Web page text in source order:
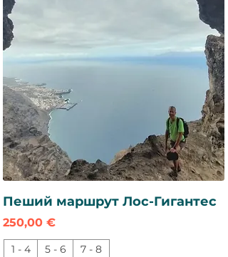
Пеший маршрут Лос-Гигантес
Цена
250,00 €
1 - 4 5 - 6 7 - 8